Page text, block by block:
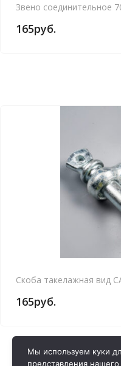
Звено соединительное
165руб.
Скоба такелажная вид
165руб.
Мы используем куки
представления